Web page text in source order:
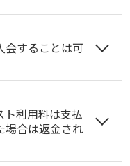
会することは可
ト利用料は支払
場合は返金され